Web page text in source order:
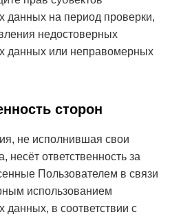
данных на период проверки,
недостоверных
данных или неправомерных
сторон
не исполнившая свои
несёт ответственность за
Пользователем в связи
использованием
данных, в соответствии с